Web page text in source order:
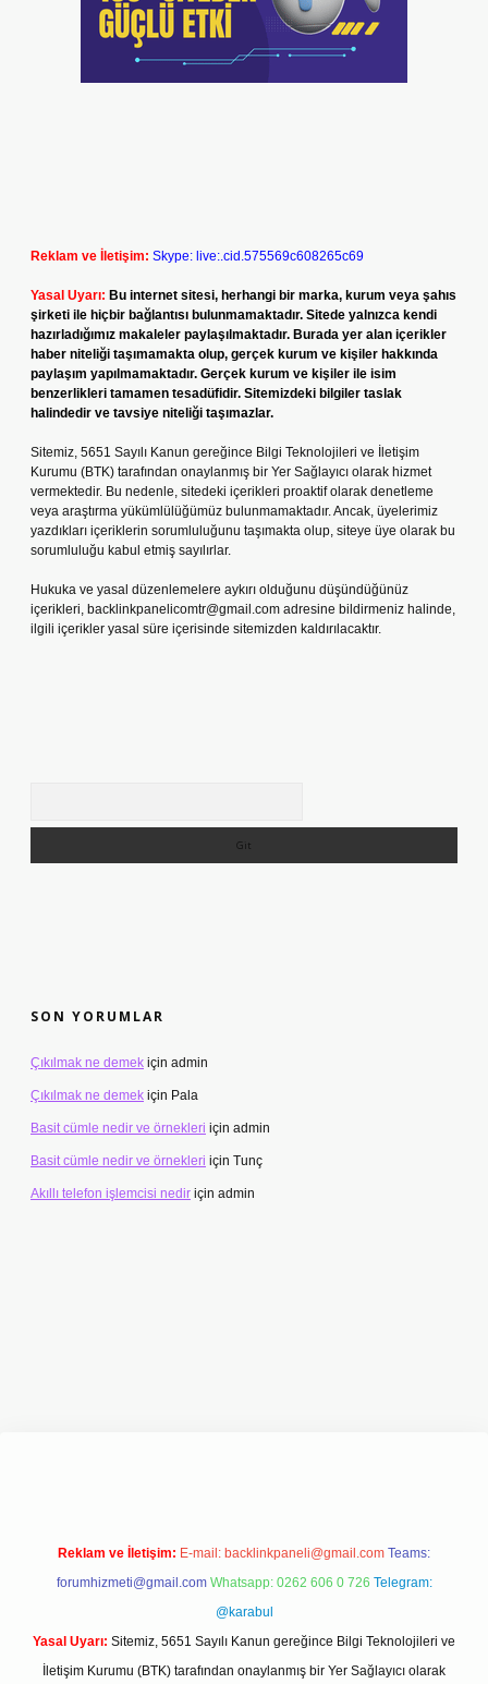
Reklam ve İletişim: Skype: live:.cid.575569c608265c69
Yasal Uyarı: Bu internet sitesi, herhangi bir marka, kurum veya şahıs
şirketi ile hiçbir bağlantısı bulunmamaktadır. Sitede yalnızca kendi
hazırladığımız makaleler paylaşılmaktadır. Burada yer alan içerikler
haber niteliği taşımamakta olup, gerçek kurum ve kişiler hakkında
paylaşım yapılmamaktadır. Gerçek kurum ve kişiler ile isim
benzerlikleri tamamen tesadüfidir. Sitemizdeki bilgiler taslak
halindedir ve tavsiye niteliği taşımazlar.
Sitemiz, 5651 Sayılı Kanun gereğince Bilgi Teknolojileri ve İletişim
Kurumu (BTK) tarafından onaylanmış bir Yer Sağlayıcı olarak hizmet
vermektedir. Bu nedenle, sitedeki içerikleri proaktif olarak denetleme
veya araştırma yükümlülüğümüz bulunmamaktadır. Ancak, üyelerimiz
yazdıkları içeriklerin sorumluluğunu taşımakta olup, siteye üye olarak bu
sorumluluğu kabul etmiş sayılırlar.
Hukuka ve yasal düzenlemelere aykırı olduğunu düşündüğünüz
içerikleri, backlinkpanelicomtr@gmail.com adresine bildirmeniz halinde,
ilgili içerikler yasal süre içerisinde sitemizden kaldırılacaktır.
SON YORUMLAR
Çıkılmak ne demek için admin
Çıkılmak ne demek için Pala
Basit cümle nedir ve örnekleri için admin
Basit cümle nedir ve örnekleri için Tunç
Akıllı telefon işlemcisi nedir için admin
Reklam ve İletişim: E-mail: backlinkpaneli@gmail.com Teams:
forumhizmeti@gmail.com Whatsapp: 0262 606 0 726 Telegram:
@karabul
Yasal Uyarı: Sitemiz, 5651 Sayılı Kanun gereğince Bilgi Teknolojileri ve
İletişim Kurumu (BTK) tarafından onaylanmış bir Yer Sağlayıcı olarak